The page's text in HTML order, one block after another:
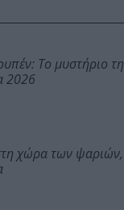
Το μυστήριο
2026
χώρα των ψαριών,